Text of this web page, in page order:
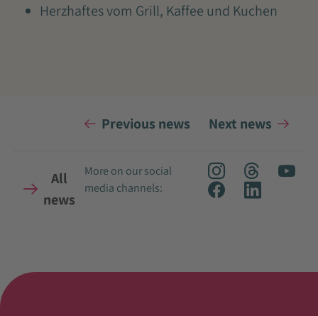
Herzhaftes vom Grill, Kaffee und Kuchen
Previous news Next news
All
news
More on our social
media channels: